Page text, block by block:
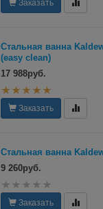
Заказать
Стальная ванна
(easy clean)
17 988руб.
Заказать
Стальная ванна
9 260руб.
Заказать